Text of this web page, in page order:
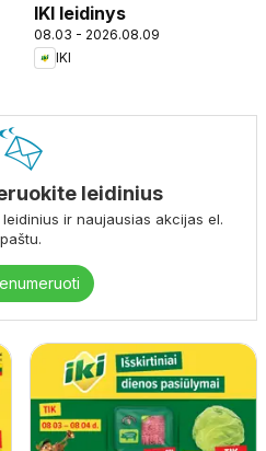
IKI leidinys
08.03 - 2026.08.09
IKI
leidinius
ir naujausias akcijas el.
paštu.